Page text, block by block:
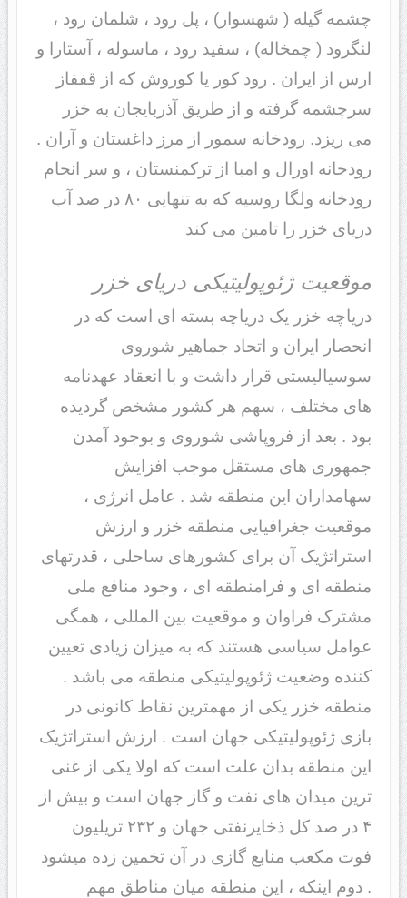
چشمه گیله ( شهسوار) ، پل رود ، شلمان رود ،
لنگرود ( چمخاله) ، سفید رود ، ماسوله ، آستارا و
ارس از ایران . رود کور یا کوروش که از قفقاز
سرچشمه گرفته و از طریق آذربایجان به خزر
می ریزد. رودخانه سمور از مرز داغستان و آران .
رودخانه اورال و امبا از ترکمنستان ، و سر انجام
رودخانه ولگا روسیه که به تنهایی ۸۰ در صد آب
دریای خزر را تامین می کند
موقعیت ژئوپولیتیکی دریای خزر
دریاچه خزر یک دریاچه بسته ای است که در
انحصار ایران و اتحاد جماهیر شوروی
سوسیالیستی قرار داشت و با انعقاد عهدنامه
های مختلف ، سهم هر کشور مشخص گردیده
بود . بعد از فروپاشی شوروی و بوجود آمدن
جمهوری های مستقل موجب افزایش
سهامداران این منطقه شد . عامل انرژی ،
موقعیت جغرافیایی منطقه خزر و ارزش
استراتژیک آن برای کشورهای ساحلی ، قدرتهای
منطقه ای و فرامنطقه ای ، وجود منافع ملی
مشترک فراوان و موقعیت بین المللی ، همگی
عوامل سیاسی هستند که به میزان زیادی تعیین
کننده وضعیت ژئوپولیتیکی منطقه می باشد .
منطقه خزر یکی از مهمترین نقاط کانونی در
بازی ژئوپولیتیکی جهان است . ارزش استراتژیک
این منطقه بدان علت است که اولا یکی از غنی
ترین میدان های نفت و گاز جهان است و بیش از
۴ در صد کل ذخایرنفتی جهان و ۲۳۲ تریلیون
فوت مکعب منابع گازی در آن تخمین زده میشود
. دوم اینکه ، این منطقه میان مناطق مهم